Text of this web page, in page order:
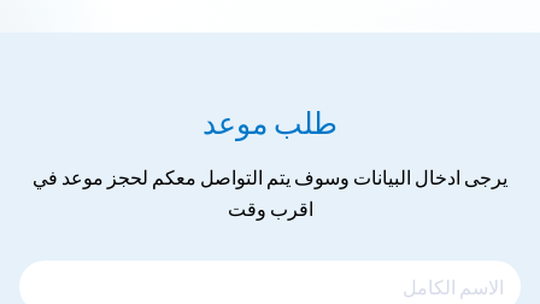
طلب موعد
يرجى ادخال البيانات وسوف يتم التواصل معكم لحجز موعد في
اقرب وقت